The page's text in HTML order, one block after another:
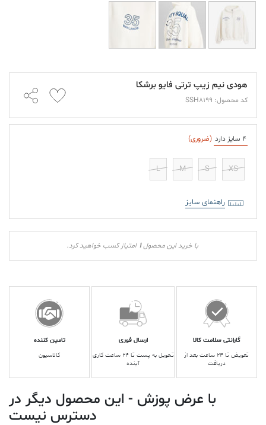
هودی نیم زیپ ترتی فایو برشکا
کد محصول: SSH8199
4 سایز دارد (ضروری)
XS
S
M
L
راهنمای سایز
با خرید این محصول1 امتیاز کسب خواهید کرد.
گارانتی سلامت کالا
تعویض تا ۲۴ ساعت بعد از
دریافت
ارسال فوری
تحویل به پست تا ۲۴ ساعت کاری
آینده
تامین کننده
کالاسیون
با عرض پوزش - این محصول دیگر در
دسترس نیست